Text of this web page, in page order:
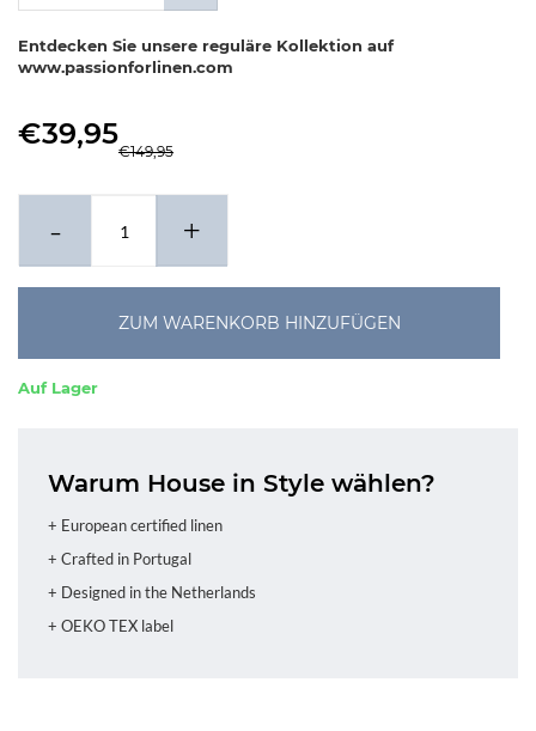
Entdecken Sie unsere reguläre Kollektion auf
www.passionforlinen.com
€39,95
€149,95
- +
ZUM WARENKORB HINZUFÜGEN
Auf Lager
Warum House in Style wählen?
+ European certified linen
+ Crafted in Portugal
+ Designed in the Netherlands
+ OEKO TEX label